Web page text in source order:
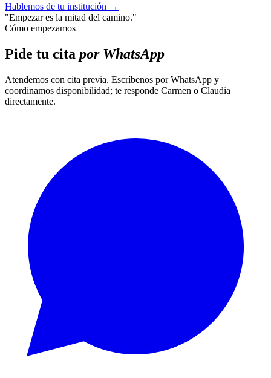
Hablemos de tu institución →
"Empezar es la mitad del camino."
Cómo empezamos
Pide tu cita por WhatsApp
Atendemos con cita previa. Escríbenos por WhatsApp y
coordinamos disponibilidad; te responde Carmen o Claudia
directamente.